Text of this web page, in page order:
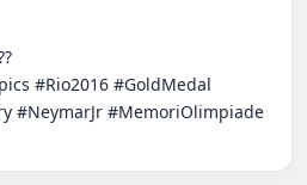
#Rio2016 #GoldMedal
#NeymarJr #MemoriOlimpiade